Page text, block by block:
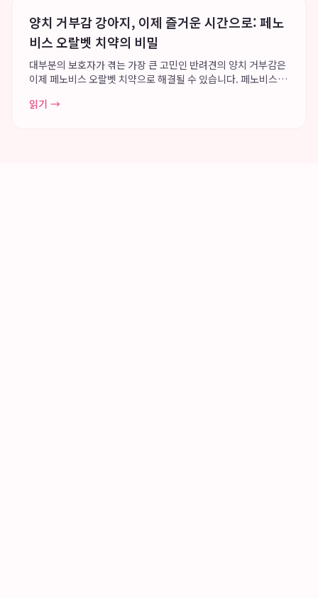
양치 거부감 강아지, 이제 즐거운 시간으로: 페노
비스 오랄벳 치약의 비밀
대부분의 보호자가 겪는 가장 큰 고민인 반려견의 양치 거부감은
이제 페노비스 오랄벳 치약으로 해결될 수 있습니다. 페노비스는
지 치약 기호성과 부드러운 발림성을 통해 양치 시간을 경쟁이나
읽기 →